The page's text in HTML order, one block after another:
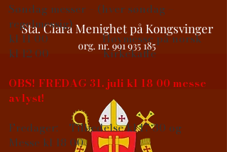
Sta. Clara Menighet på Kongsvinger
org. nr. 991 935 185
Søndag messer – (hver søndag –
regelmessig)
kl 11 00 Høymesse på norsk
kl 12 00 Kirkekaffe
OBS! FREDAG 31. juli kl 18 00 messe
avlyst!
​​​Fredager: Tilbedelse kl 17 30 og
Messe kl 18 00